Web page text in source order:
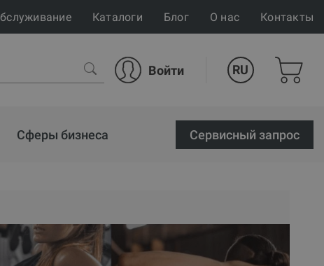
Каталоги Блог О нас Контакты
Войти RU
Сферы бизнеса Cервисный запрос